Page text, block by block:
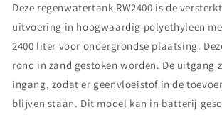
Deze regenwatertank RW2400 is de
uitvoering in hoogwaardig polyethyleen
2400 liter voor ondergrondse plaatsing.
rond in zand gestoken worden. De uitgang
ingang, zodat er geenvloeistof in de
blijven staan. Dit model kan in batterij